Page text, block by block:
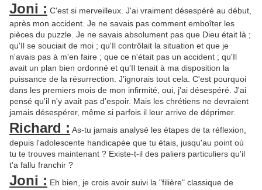
Joni : C'est si merveilleux. J'ai vraiment désespéré au début,
après mon accident. Je ne savais pas comment emboîter les
pièces du puzzle. Je ne savais absolument pas que Dieu était là ;
qu'Il se souciait de moi ; qu'Il contrôlait la situation et que je
n'avais pas à m'en faire ; que ce n'était pas un accident ; qu'Il
avait un plan bien ordonné et qu'Il tenait à ma disposition la
puissance de la résurrection. J'ignorais tout cela. C'est pourquoi
dans les premiers mois de mon infirmité, oui, j'ai désespéré. J'ai
pensé qu'il n'y avait pas d'espoir. Mais les chrétiens ne devraient
jamais désespérer, même si parfois il leur arrive de déprimer.
Richard : As-tu jamais analysé les étapes de ta réflexion,
depuis l'adolescente handicapée que tu étais, jusqu'au point où
tu te trouves maintenant ? Existe-t-il des paliers particuliers qu'il
t'a fallu franchir ?
Joni : Eh bien, je crois avoir suivi la "filière" classique de